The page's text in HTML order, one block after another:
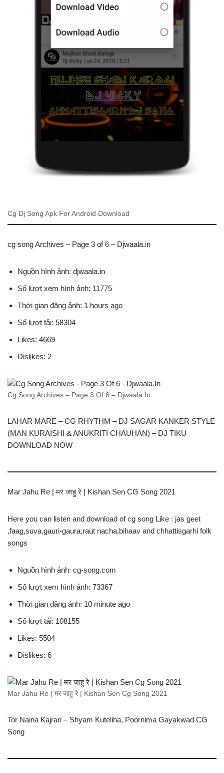
Cg Dj Song Apk For Android Download
cg song Archives – Page 3 of 6 – Djwaala.in
Nguồn hình ảnh: djwaala.in
Số lượt xem hình ảnh: 11775
Thời gian đăng ảnh: 1 hours ago
Số lượt tải: 58304
Likes: 4669
Dislikes: 2
Cg Song Archives – Page 3 Of 6 – Djwaala.In
LAHAR MARE – CG RHYTHM – DJ SAGAR KANKER STYLE
(MAN KURAISHI & ANUKRITI CHAUHAN) – DJ TIKU
DOWNLOAD NOW
Mar Jahu Re | मर जाहु रे | Kishan Sen CG Song 2021
Here you can listen and download of cg song Like : jas geet
,faag,suva,gauri-gaura,raut nacha,bihaav and chhattisgarhi folk
songs
Nguồn hình ảnh: cg-song.com
Số lượt xem hình ảnh: 73367
Thời gian đăng ảnh: 10 minute ago
Số lượt tải: 108155
Likes: 5504
Dislikes: 6
Mar Jahu Re | मर जाहु रे | Kishan Sen Cg Song 2021
Tor Naina Kajrari – Shyam Kuteliha, Poornima Gayakwad CG
Song